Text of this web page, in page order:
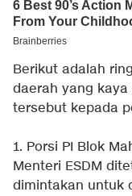
Berikut adalah
daerah yang
tersebut kepada
1. Porsi PI Blok
Menteri ESDM
dimintakan untuk